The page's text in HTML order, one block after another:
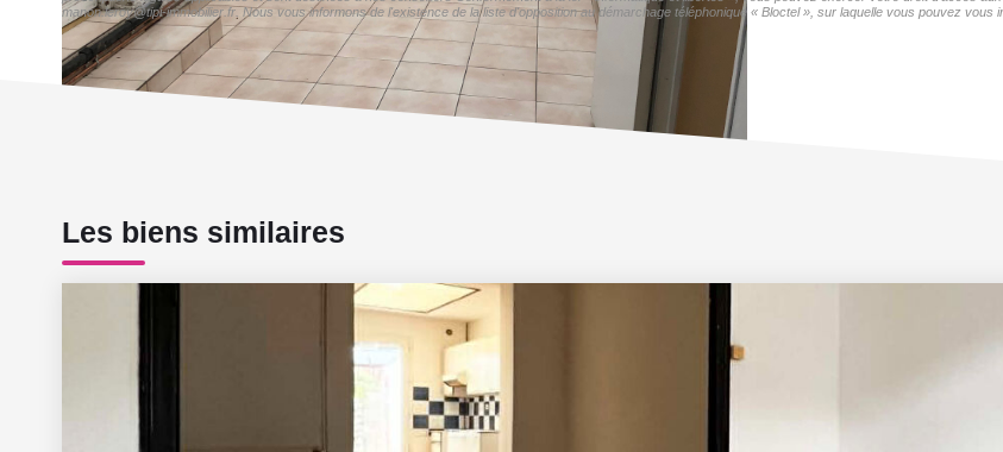
manon.leroy@tipi-immobilier.fr. Nous vous informons de l'existence de la liste d'opposition au démarchage téléphonique « Bloctel », sur laquelle vous pouvez vous
Les biens similaires